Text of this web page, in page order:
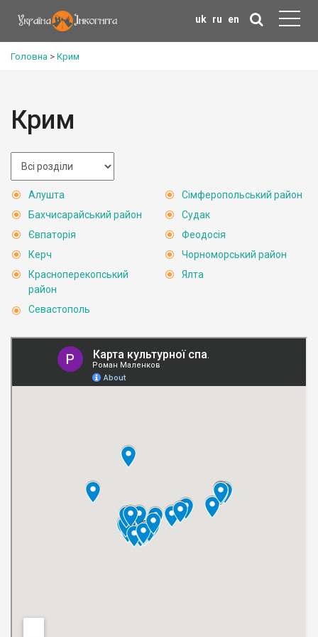
uk ru en
Головна > Крим
Крим
Алушта
Бахчисарайський район
Євпаторія
Керч
Красноперекопський
район
Севастополь
Сімферопольський район
Судак
Феодосія
Чорноморський район
Ялта